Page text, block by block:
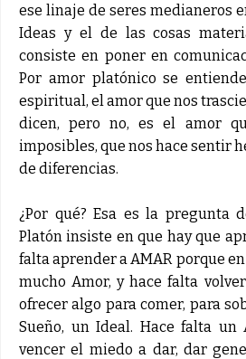
ese linaje de seres medianeros
Ideas y el de las cosas
consiste en poner en
Por amor platónico se
espiritual, el amor que nos
dicen, pero no, es el amor
imposibles, que nos hace sentir
de diferencias.
¿Por qué? Esa es la pregunta
Platón insiste en que hay que
falta aprender a AMAR porque
mucho Amor, y hace falta
ofrecer algo para comer, para
Sueño, un Ideal. Hace falta un
vencer el miedo a dar, dar